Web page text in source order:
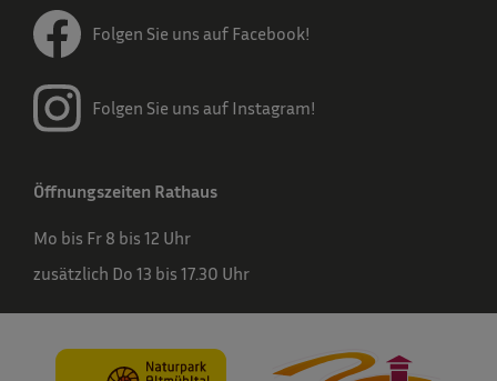
Folgen Sie uns auf Facebook!
Folgen Sie uns auf Instagram!
Öffnungszeiten Rathaus
Mo bis Fr 8 bis 12 Uhr
zusätzlich Do 13 bis 17.30 Uhr